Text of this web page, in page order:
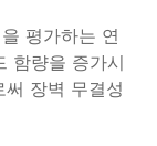
평가하는 연
함량을 증가시
장벽 무결성